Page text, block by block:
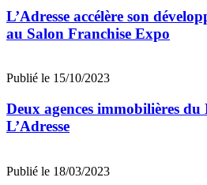
L’Adresse accélère son
au Salon Franchise Expo
Publié le 15/10/2023
Deux agences immobilières
L’Adresse
Publié le 18/03/2023